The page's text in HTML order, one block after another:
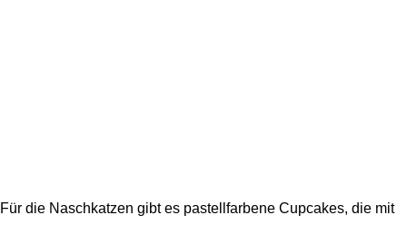
Für die Naschkatzen gibt es pastellfarbene Cupcakes, die mit